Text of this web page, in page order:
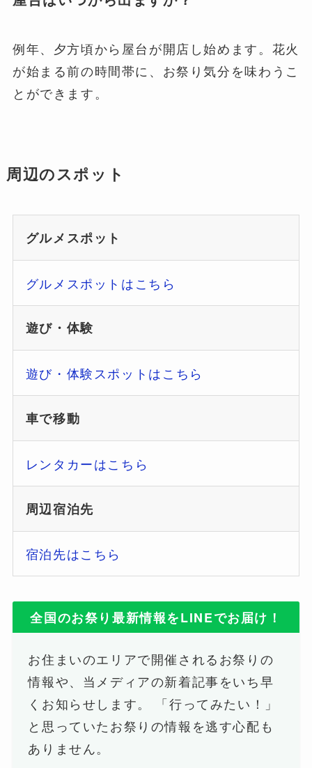
例年、夕方頃から屋台が開店し始めます。花火
が始まる前の時間帯に、お祭り気分を味わうこ
とができます。
周辺のスポット
グルメスポット
グルメスポットはこちら
遊び・体験
遊び・体験スポットはこちら
車で移動
レンタカーはこちら
周辺宿泊先
宿泊先はこちら
全国のお祭り最新情報をLINEでお届け！
お住まいのエリアで開催されるお祭りの
情報や、当メディアの新着記事をいち早
くお知らせします。 「行ってみたい！」
と思っていたお祭りの情報を逃す心配も
ありません。